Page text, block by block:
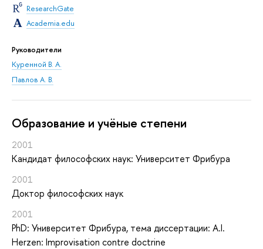
ResearchGate
Academia.edu
Руководители
Куренной В. А.
Павлов А. В.
Oбразование и учёные степени
2001
Кандидат философских наук: Университет Фрибура
2001
Доктор философских наук
2001
PhD: Университет Фрибура, тема диссертации: A.I.
Herzen: Improvisation contre doctrine